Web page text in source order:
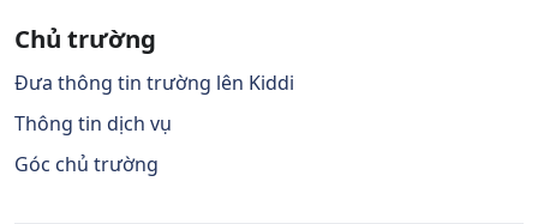
Chủ trường
Đưa thông tin trường lên Kiddi
Thông tin dịch vụ
Góc chủ trường